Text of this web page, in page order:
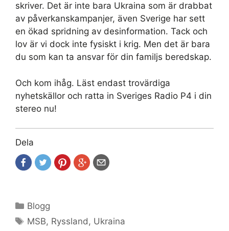
skriver. Det är inte bara Ukraina som är drabbat
av påverkanskampanjer, även Sverige har sett
en ökad spridning av desinformation. Tack och
lov är vi dock inte fysiskt i krig. Men det är bara
du som kan ta ansvar för din familjs beredskap.
Och kom ihåg. Läst endast trovärdiga
nyhetskällor och ratta in Sveriges Radio P4 i din
stereo nu!
Dela
Kategorier
Blogg
Etiketter
MSB, Ryssland, Ukraina